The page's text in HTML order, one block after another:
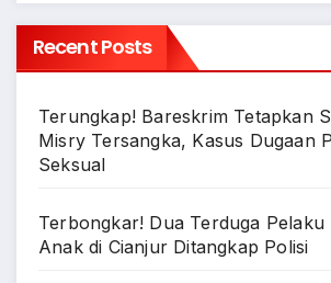
Recent Posts
Terungkap! Bareskrim Tetapkan
Misry Tersangka, Kasus Dugaan
Seksual
Terbongkar! Dua Terduga Pelaku
Anak di Cianjur Ditangkap Polisi